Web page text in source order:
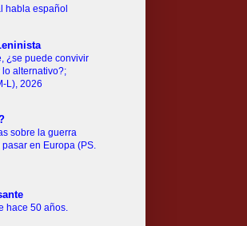
habla español
¿se puede convivir
alternativo?;
L), 2026
sobre la guerra
en Europa (PS.
hace 50 años.